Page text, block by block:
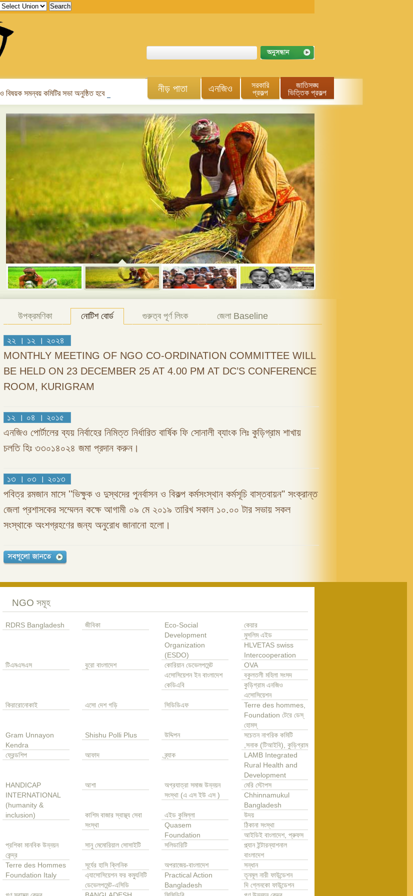
সমন্বয় কমিটির সভা অনুষ্ঠিত হবে। নীড় পাতা এনজিও
সরকারি
প্রকল্প
জাতিসঙ্ঘ
ভিত্তিক প্রকল্প
উপক্রমণিকা নোটিশ বোর্ড গুরুত্ব পূর্ণ লিংক জেলা Baseline
২২ । ১২ । ২০২৪
MONTHLY MEETING OF NGO CO-ORDINATION COMMITTEE WILL
BE HELD ON 23 DECEMBER 25 AT 4.00 PM AT DC’S CONFERENCE
ROOM, KURIGRAM
১২ । ০৪ । ২০১৫
এনজিও পোর্টালের ব্যয় নির্বাহের নিমিত্ত নির্ধারিত বার্ষিক ফি সোনালী ব্যাংক লিঃ কুড়িগ্রাম শাখায়
চলতি হিঃ ৩৩০১৪০২৪ জমা প্রদান করুন।
১৩ । ০৩ । ২০১৩
পবিত্র রমজান মাসে ''ভিক্ষুক ও দুস্থদের পুনর্বাসন ও বিকল্প কর্মসংস্থান কর্মসূচি বাস্তবায়ন" সংক্রান্ত
জেলা প্রশাসকের সম্মেলন কক্ষে আগামী ০৯ মে ২০১৯ তারিখ সকাল ১০.০০ টার সভায় সকল
সংস্থাকে অংশগ্রহণের জন্য অনুরোধ জানানো হলো।
NGO সমূহ
RDRS Bangladesh জীবিকা
Eco-Social
Development
Organization
(ESDO)
কেয়ার
মুসলিম এইড
HLVETAS swiss
Intercooperation
টিএমএসএস
বুরো বাংলাদেশ
কোরিয়ান ডেভেলপমেন্ট
এসোসিয়েশন ইন বাংলাদেশ
কেডিএবি
OVA
বকুলতলী মহিলা সংসদ
কুড়িগ্রাম এনজিও
এসোসিয়েশন
কিরারোনোকাই
এসো দেশ গড়ি সিডিডিএফ
Terre des hommes,
Foundation টেরে ডেস্
হোমস্
Gram Unnayon
Kendra
Shishu Polli Plus উদ্দিপন
সচেতন নাগরিক কমিটি
,সনাক (টিআইবি), কুড়িগ্রাম
ফ্রেন্ডশিপ
আফাদ ব্র্যাক
LAMB Integrated
Rural Health and
Development
HANDICAP
INTERNATIONAL
(humanity &
inclusion)
আশা
অগ্রযাত্রা সমাজ উন্নয়ন
সংস্থা (এ এস ইউ এস )
মেরি স্টোপস
Chhinnamukul
Bangladesh
কাশিম বাজার স্বাস্থ্য সেবা
সংস্থা
এইড কুমিল্লা
উদয়
Quasem
Foundation
ঠিকানা সংস্থা
আইডিই বাংলাদেশ, প্রুফস
প্রশিকা মানবিক উন্নয়ন
কেন্দ্র
সানু মেমোরিয়াল সোসাইটি সলিডারিটি
প্ল্যান ইন্টারন্যাশনাল
বাংলাদেশ
Terre des Hommes
Foundation Italy
সূর্যের হাসি ক্লিনিক অপরাজেয়-বাংলাদেশ
সন্ধান
এ্যাসোসিয়েশন ফর কম্যুনিটি
ডেভেলপমেন্ট-এসিডি
Practical Action
Bangladesh
তৃনমূল নারী ফাউন্ডেশন
দি গ্লেনকো ফাউন্ডেশন